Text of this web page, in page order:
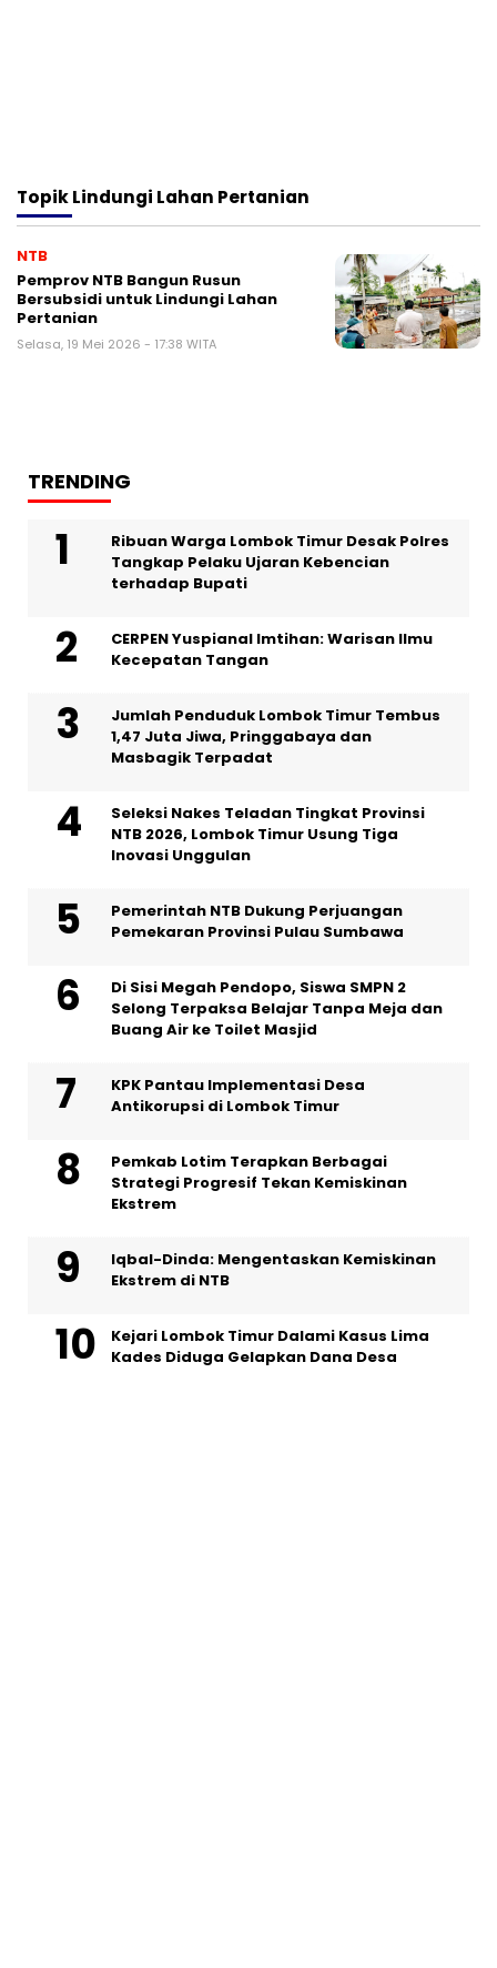
TopikLindungi Lahan Pertanian
NTB
Pemprov NTB Bangun Rusun
Bersubsidi untuk Lindungi Lahan
Pertanian
Selasa, 19 Mei 2026 - 17:38 WITA
TRENDING
Ribuan Warga Lombok Timur Desak Polres
Tangkap Pelaku Ujaran Kebencian
terhadap Bupati
CERPEN Yuspianal Imtihan: Warisan Ilmu
Kecepatan Tangan
Jumlah Penduduk Lombok Timur Tembus
1,47 Juta Jiwa, Pringgabaya dan
Masbagik Terpadat
Seleksi Nakes Teladan Tingkat Provinsi
NTB 2026, Lombok Timur Usung Tiga
Inovasi Unggulan
Pemerintah NTB Dukung Perjuangan
Pemekaran Provinsi Pulau Sumbawa
Di Sisi Megah Pendopo, Siswa SMPN 2
Selong Terpaksa Belajar Tanpa Meja dan
Buang Air ke Toilet Masjid
KPK Pantau Implementasi Desa
Antikorupsi di Lombok Timur
Pemkab Lotim Terapkan Berbagai
Strategi Progresif Tekan Kemiskinan
Ekstrem
Iqbal-Dinda: Mengentaskan Kemiskinan
Ekstrem di NTB
Kejari Lombok Timur Dalami Kasus Lima
Kades Diduga Gelapkan Dana Desa